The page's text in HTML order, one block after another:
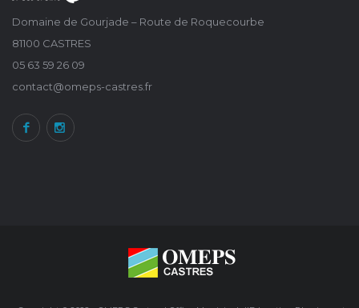
Domaine de Gourjade – Route de Roquecourbe
81100 CASTRES
05 63 59 26 09
contact@omeps-castres.fr